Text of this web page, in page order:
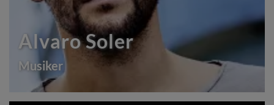
Alvaro Soler
Musiker